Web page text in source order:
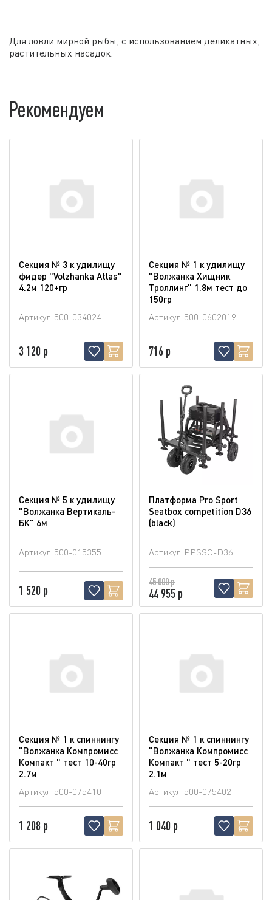
Для ловли мирной рыбы, с использованием деликатных,
растительных насадок.
Рекомендуем
Секция № 3 к удилищу
фидер "Volzhanka Atlas"
4.2м 120+гр
Артикул 500-034024
3 120 р
Секция № 1 к удилищу
"Волжанка Хищник
Троллинг" 1.8м тест до
150гр
Артикул 500-0602019
716 р
Секция № 5 к удилищу
"Волжанка Вертикаль-
БК" 6м
Артикул 500-015355
1 520 р
Платформа Pro Sport
Seatbox competition D36
(blaсk)
Артикул PPSSC-D36
45 000 р
44 955 р
Секция № 1 к спиннингу
"Волжанка Компромисс
Компакт " тест 10-40гр
2.7м
Артикул 500-075410
1 208 р
Секция № 1 к спиннингу
"Волжанка Компромисс
Компакт " тест 5-20гр
2.1м
Артикул 500-075402
1 040 р